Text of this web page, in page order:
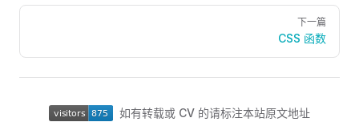
下一篇
CSS 函数
如有转载或 CV 的请标注本站原文地址